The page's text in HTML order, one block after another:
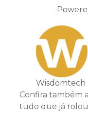
Wisdomtech
Confira também
tudo que já